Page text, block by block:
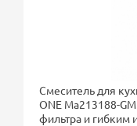
Смеситель для
ONE Ma213188-
фильтра и гибким